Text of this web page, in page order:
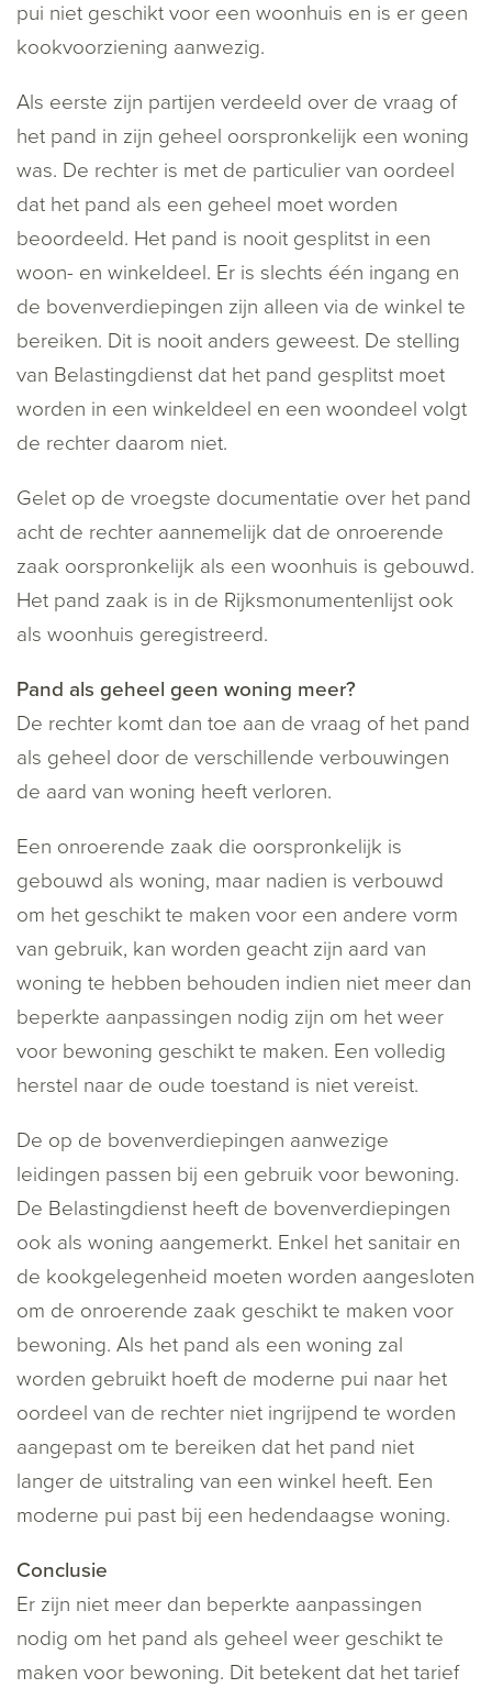
pui niet geschikt voor een woonhuis en is er geen
kookvoorziening aanwezig.
Als eerste zijn partijen verdeeld over de vraag of
het pand in zijn geheel oorspronkelijk een woning
was. De rechter is met de particulier van oordeel
dat het pand als een geheel moet worden
beoordeeld. Het pand is nooit gesplitst in een
woon- en winkeldeel. Er is slechts één ingang en
de bovenverdiepingen zijn alleen via de winkel te
bereiken. Dit is nooit anders geweest. De stelling
van Belastingdienst dat het pand gesplitst moet
worden in een winkeldeel en een woondeel volgt
de rechter daarom niet.
Gelet op de vroegste documentatie over het pand
acht de rechter aannemelijk dat de onroerende
zaak oorspronkelijk als een woonhuis is gebouwd.
Het pand zaak is in de Rijksmonumentenlijst ook
als woonhuis geregistreerd.
Pand als geheel geen woning meer?
De rechter komt dan toe aan de vraag of het pand
als geheel door de verschillende verbouwingen
de aard van woning heeft verloren.
Een onroerende zaak die oorspronkelijk is
gebouwd als woning, maar nadien is verbouwd
om het geschikt te maken voor een andere vorm
van gebruik, kan worden geacht zijn aard van
woning te hebben behouden indien niet meer dan
beperkte aanpassingen nodig zijn om het weer
voor bewoning geschikt te maken. Een volledig
herstel naar de oude toestand is niet vereist.
De op de bovenverdiepingen aanwezige
leidingen passen bij een gebruik voor bewoning.
De Belastingdienst heeft de bovenverdiepingen
ook als woning aangemerkt. Enkel het sanitair en
de kookgelegenheid moeten worden aangesloten
om de onroerende zaak geschikt te maken voor
bewoning. Als het pand als een woning zal
worden gebruikt hoeft de moderne pui naar het
oordeel van de rechter niet ingrijpend te worden
aangepast om te bereiken dat het pand niet
langer de uitstraling van een winkel heeft. Een
moderne pui past bij een hedendaagse woning.
Conclusie
Er zijn niet meer dan beperkte aanpassingen
nodig om het pand als geheel weer geschikt te
maken voor bewoning. Dit betekent dat het tarief